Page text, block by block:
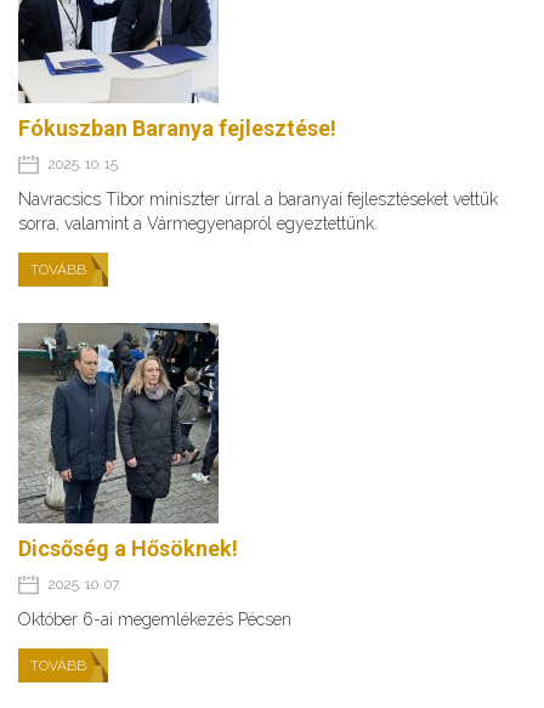
Fókuszban Baranya fejlesztése!
2025. 10. 15.
Navracsics Tibor miniszter úrral a baranyai fejlesztéseket vettük
sorra, valamint a Vármegyenapról egyeztettünk.
TOVÁBB
Dicsőség a Hősöknek!
2025. 10. 07.
Október 6-ai megemlékezés Pécsen
TOVÁBB